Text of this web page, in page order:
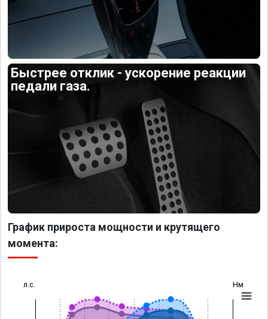
Быстрее отклик - ускорение реакции
педали газа.
График прироста мощности и крутящего
момента:
л.с. Нм